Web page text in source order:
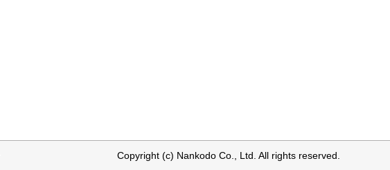
Copyright (c) Nankodo Co., Ltd. All rights reserved.